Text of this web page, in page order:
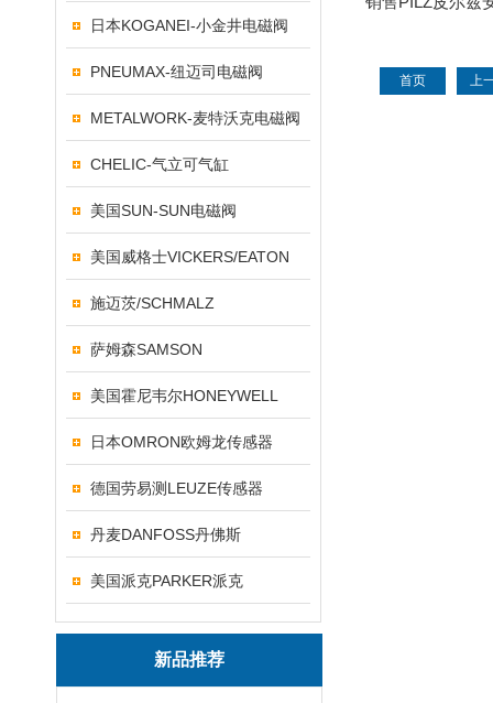
日本KOGANEI-小金井电磁阀
PNEUMAX-纽迈司电磁阀
METALWORK-麦特沃克电磁阀
CHELIC-气立可气缸
美国SUN-SUN电磁阀
美国威格士VICKERS/EATON
施迈茨/SCHMALZ
萨姆森SAMSON
美国霍尼韦尔HONEYWELL
日本OMRON欧姆龙传感器
德国劳易测LEUZE传感器
丹麦DANFOSS丹佛斯
美国派克PARKER派克
新品推荐
首页 上